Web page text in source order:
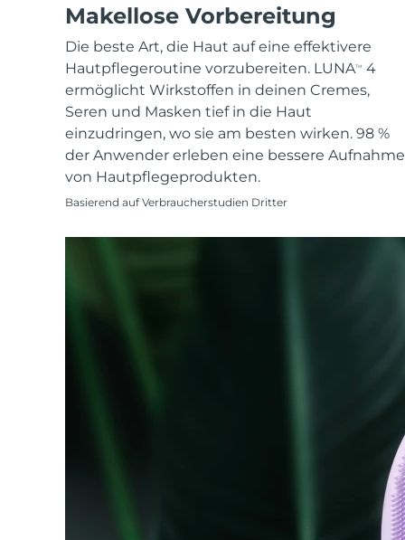
Makellose Vorbereitung
Die beste Art, die Haut auf eine effektivere
Hautpflegeroutine vorzubereiten. LUNATM
4
ermöglicht Wirkstoffen in deinen Cremes,
Seren und Masken tief in die Haut
einzudringen, wo sie am besten wirken. 98 %
der Anwender erleben eine bessere Aufnahme
von Hautpflegeprodukten.
Basierend auf Verbraucherstudien Dritter
All acne treatment devices
All revitalizing eye massagers
KIWI™ skincare
Advanced pore care essentials
Serum
issa™ Teeth Whitening Gel
18% PAP
Kosmetik Männer
Kaufe alles